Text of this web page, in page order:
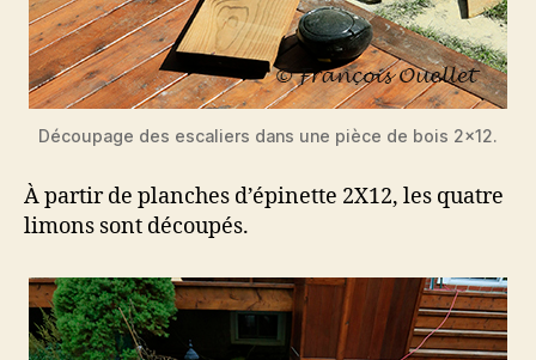
Découpage des escaliers dans une pièce de bois 2×12.
À partir de planches d’épinette 2X12, les quatre
limons sont découpés.